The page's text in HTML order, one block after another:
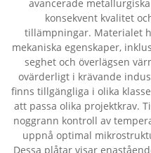
avancerade
konsekvent kvalitet
tillämpningar. Materialet
mekaniska egenskaper,
seghet och överlägsen
ovärderligt i krävande
finns tillgängliga i olika
att passa olika projektkrav.
noggrann kontroll av
uppnå optimal
Dessa plåtar visar